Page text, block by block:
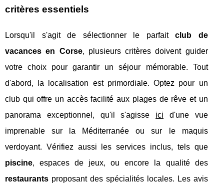
critères essentiels
Lorsqu'il s'agit de sélectionner le parfaitclub de
vacances en Corse, plusieurs critères doivent guider
votre choix pour garantir un séjour mémorable. Tout
d'abord, la localisation est primordiale. Optez pour un
club qui offre un accès facilité aux plages de rêve et un
panorama exceptionnel, qu'il s'agisse ici d'une vue
imprenable sur la Méditerranée ou sur le maquis
verdoyant. Vérifiez aussi les services inclus, tels que
piscine, espaces de jeux, ou encore la qualité des
restaurants proposant des spécialités locales. Les avis